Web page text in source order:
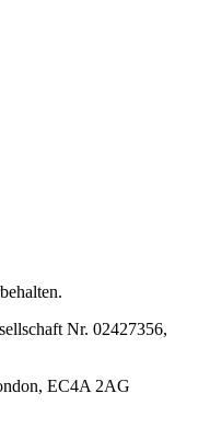
Nr. 02427356,
EC4A 2AG